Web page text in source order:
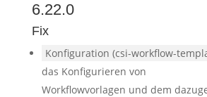
6.22.0
Fix
Konfiguration (csi-workflow-
das Konfigurieren von
Workflowvorlagen und dem